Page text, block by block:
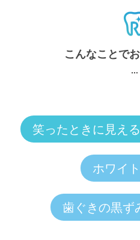
こんなことで
笑ったときに見え
ホワイ
歯ぐきの黒ず